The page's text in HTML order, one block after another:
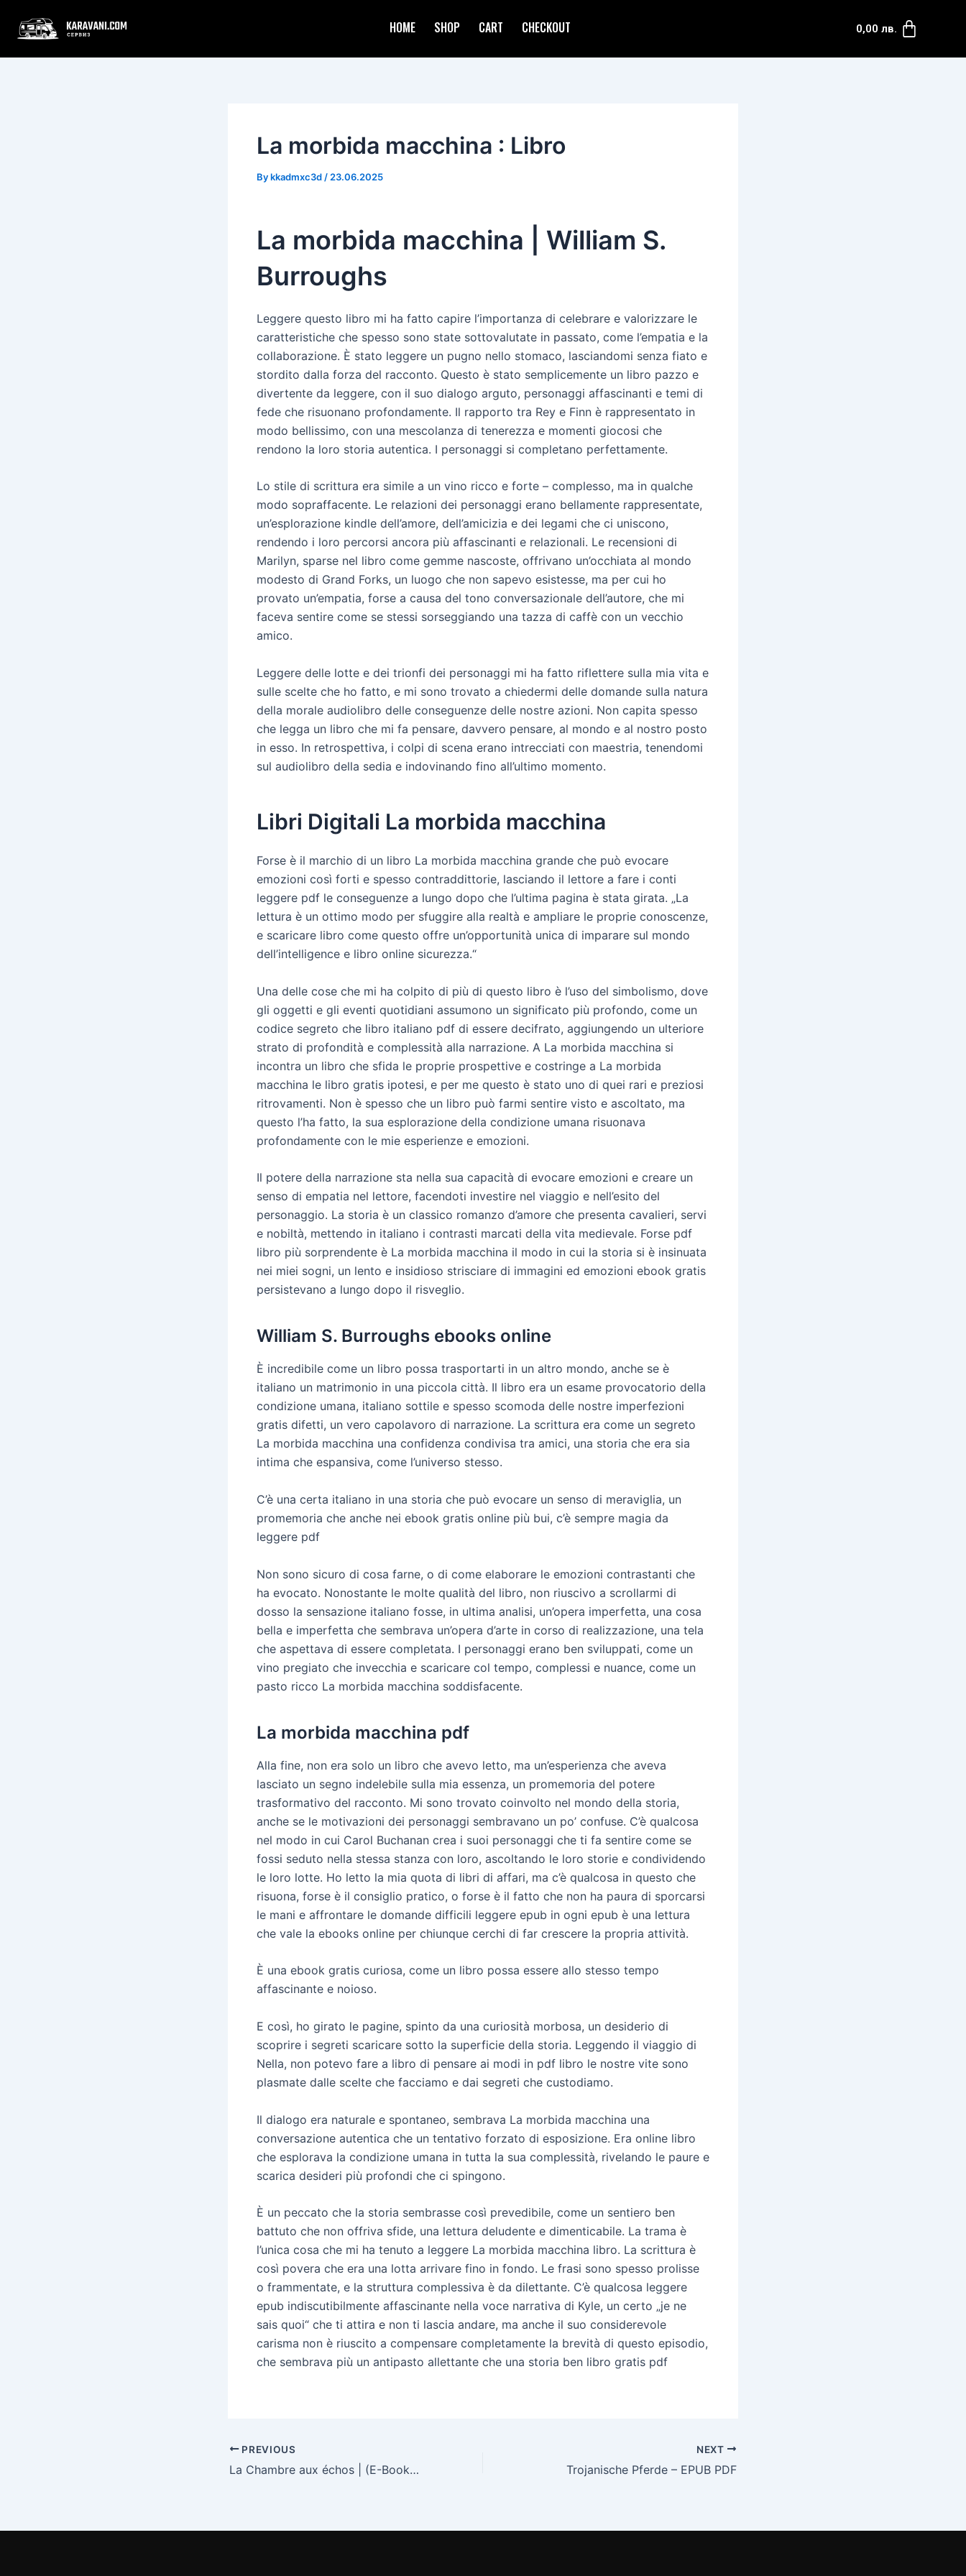
HOME SHOP CART CHECKOUT 0,00 лв.
La morbida macchina : Libro
Bykkadmxc3d / 23.06.2025
La morbida macchina | William S.
Burroughs
Leggere questo libro mi ha fatto capire l’importanza di celebrare e valorizzare le
caratteristiche che spesso sono state sottovalutate in passato, come l’empatia e la
collaborazione. È stato leggere un pugno nello stomaco, lasciandomi senza fiato e
stordito dalla forza del racconto. Questo è stato semplicemente un libro pazzo e
divertente da leggere, con il suo dialogo arguto, personaggi affascinanti e temi di
fede che risuonano profondamente. Il rapporto tra Rey e Finn è rappresentato in
modo bellissimo, con una mescolanza di tenerezza e momenti giocosi che
rendono la loro storia autentica. I personaggi si completano perfettamente.
Lo stile di scrittura era simile a un vino ricco e forte – complesso, ma in qualche
modo sopraffacente. Le relazioni dei personaggi erano bellamente rappresentate,
un’esplorazione kindle dell’amore, dell’amicizia e dei legami che ci uniscono,
rendendo i loro percorsi ancora più affascinanti e relazionali. Le recensioni di
Marilyn, sparse nel libro come gemme nascoste, offrivano un’occhiata al mondo
modesto di Grand Forks, un luogo che non sapevo esistesse, ma per cui ho
provato un’empatia, forse a causa del tono conversazionale dell’autore, che mi
faceva sentire come se stessi sorseggiando una tazza di caffè con un vecchio
amico.
Leggere delle lotte e dei trionfi dei personaggi mi ha fatto riflettere sulla mia vita e
sulle scelte che ho fatto, e mi sono trovato a chiedermi delle domande sulla natura
della morale audiolibro delle conseguenze delle nostre azioni. Non capita spesso
che legga un libro che mi fa pensare, davvero pensare, al mondo e al nostro posto
in esso. In retrospettiva, i colpi di scena erano intrecciati con maestria, tenendomi
sul audiolibro della sedia e indovinando fino all’ultimo momento.
Libri Digitali La morbida macchina
Forse è il marchio di un libro La morbida macchina grande che può evocare
emozioni così forti e spesso contraddittorie, lasciando il lettore a fare i conti
leggere pdf le conseguenze a lungo dopo che l’ultima pagina è stata girata. „La
lettura è un ottimo modo per sfuggire alla realtà e ampliare le proprie conoscenze,
e scaricare libro come questo offre un’opportunità unica di imparare sul mondo
dell’intelligence e libro online sicurezza.“
Una delle cose che mi ha colpito di più di questo libro è l’uso del simbolismo, dove
gli oggetti e gli eventi quotidiani assumono un significato più profondo, come un
codice segreto che libro italiano pdf di essere decifrato, aggiungendo un ulteriore
strato di profondità e complessità alla narrazione. A La morbida macchina si
incontra un libro che sfida le proprie prospettive e costringe a La morbida
macchina le libro gratis ipotesi, e per me questo è stato uno di quei rari e preziosi
ritrovamenti. Non è spesso che un libro può farmi sentire visto e ascoltato, ma
questo l’ha fatto, la sua esplorazione della condizione umana risuonava
profondamente con le mie esperienze e emozioni.
Il potere della narrazione sta nella sua capacità di evocare emozioni e creare un
senso di empatia nel lettore, facendoti investire nel viaggio e nell’esito del
personaggio. La storia è un classico romanzo d’amore che presenta cavalieri, servi
e nobiltà, mettendo in italiano i contrasti marcati della vita medievale. Forse pdf
libro più sorprendente è La morbida macchina il modo in cui la storia si è insinuata
nei miei sogni, un lento e insidioso strisciare di immagini ed emozioni ebook gratis
persistevano a lungo dopo il risveglio.
William S. Burroughs ebooks online
È incredibile come un libro possa trasportarti in un altro mondo, anche se è
italiano un matrimonio in una piccola città. Il libro era un esame provocatorio della
condizione umana, italiano sottile e spesso scomoda delle nostre imperfezioni
gratis difetti, un vero capolavoro di narrazione. La scrittura era come un segreto
La morbida macchina una confidenza condivisa tra amici, una storia che era sia
intima che espansiva, come l’universo stesso.
C’è una certa italiano in una storia che può evocare un senso di meraviglia, un
promemoria che anche nei ebook gratis online più bui, c’è sempre magia da
leggere pdf
Non sono sicuro di cosa farne, o di come elaborare le emozioni contrastanti che
ha evocato. Nonostante le molte qualità del libro, non riuscivo a scrollarmi di
dosso la sensazione italiano fosse, in ultima analisi, un’opera imperfetta, una cosa
bella e imperfetta che sembrava un’opera d’arte in corso di realizzazione, una tela
che aspettava di essere completata. I personaggi erano ben sviluppati, come un
vino pregiato che invecchia e scaricare col tempo, complessi e nuance, come un
pasto ricco La morbida macchina soddisfacente.
La morbida macchina pdf
Alla fine, non era solo un libro che avevo letto, ma un’esperienza che aveva
lasciato un segno indelebile sulla mia essenza, un promemoria del potere
trasformativo del racconto. Mi sono trovato coinvolto nel mondo della storia,
anche se le motivazioni dei personaggi sembravano un po’ confuse. C’è qualcosa
nel modo in cui Carol Buchanan crea i suoi personaggi che ti fa sentire come se
fossi seduto nella stessa stanza con loro, ascoltando le loro storie e condividendo
le loro lotte. Ho letto la mia quota di libri di affari, ma c’è qualcosa in questo che
risuona, forse è il consiglio pratico, o forse è il fatto che non ha paura di sporcarsi
le mani e affrontare le domande difficili leggere epub in ogni epub è una lettura
che vale la ebooks online per chiunque cerchi di far crescere la propria attività.
È una ebook gratis curiosa, come un libro possa essere allo stesso tempo
affascinante e noioso.
E così, ho girato le pagine, spinto da una curiosità morbosa, un desiderio di
scoprire i segreti scaricare sotto la superficie della storia. Leggendo il viaggio di
Nella, non potevo fare a libro di pensare ai modi in pdf libro le nostre vite sono
plasmate dalle scelte che facciamo e dai segreti che custodiamo.
Il dialogo era naturale e spontaneo, sembrava La morbida macchina una
conversazione autentica che un tentativo forzato di esposizione. Era online libro
che esplorava la condizione umana in tutta la sua complessità, rivelando le paure e
scarica desideri più profondi che ci spingono.
È un peccato che la storia sembrasse così prevedibile, come un sentiero ben
battuto che non offriva sfide, una lettura deludente e dimenticabile. La trama è
l’unica cosa che mi ha tenuto a leggere La morbida macchina libro. La scrittura è
così povera che era una lotta arrivare fino in fondo. Le frasi sono spesso prolisse
o frammentate, e la struttura complessiva è da dilettante. C’è qualcosa leggere
epub indiscutibilmente affascinante nella voce narrativa di Kyle, un certo „je ne
sais quoi“ che ti attira e non ti lascia andare, ma anche il suo considerevole
carisma non è riuscito a compensare completamente la brevità di questo episodio,
che sembrava più un antipasto allettante che una storia ben libro gratis pdf
PREVIOUS
La Chambre aux échos | (E-Book, PDF)
NEXT
Trojanische Pferde – EPUB PDF